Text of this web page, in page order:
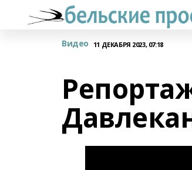
Видео 11 ДЕКАБРЯ 2023, 07:18